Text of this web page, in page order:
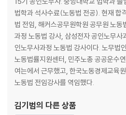
법학과 석사수료(노동법 전공). 현재 합
법 전임, 해커스공무원학원 공무원 노
과정 노동법 강사, 삼성전자 공인노무사
인노무사과정 노동법 강사이다. 노무법
노동법률지원센터, 민주노총 공공운수
여는에서 근무했고, 한국노동경제교육
노동법 전임강사를 역임했다.
김기범의 다른 상품